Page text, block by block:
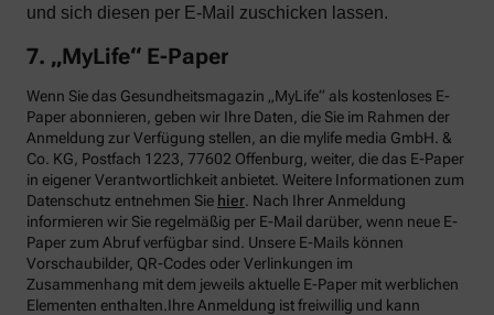
und sich diesen per E-Mail zuschicken lassen.
7. „MyLife“ E-Paper
Wenn Sie das Gesundheitsmagazin „MyLife“ als kostenloses E-
Paper abonnieren, geben wir Ihre Daten, die Sie im Rahmen der
Anmeldung zur Verfügung stellen, an die mylife media GmbH. &
Co. KG, Postfach 1223, 77602 Offenburg, weiter, die das E-Paper
in eigener Verantwortlichkeit anbietet. Weitere Informationen zum
Datenschutz entnehmen Sie hier . Nach Ihrer Anmeldung
informieren wir Sie regelmäßig per E-Mail darüber, wenn neue E-
Paper zum Abruf verfügbar sind. Unsere E-Mails können
Vorschaubilder, QR-Codes oder Verlinkungen im
Zusammenhang mit dem jeweils aktuelle E-Paper mit werblichen
Elementen enthalten.Ihre Anmeldung ist freiwillig und kann